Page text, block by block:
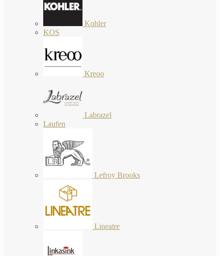
Kohler
KOS
Kreoo
Labrazel
Laufen
Lefroy Brooks
Lineatre